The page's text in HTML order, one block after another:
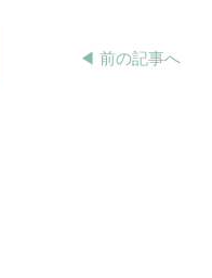
◀︎ 前の記事へ